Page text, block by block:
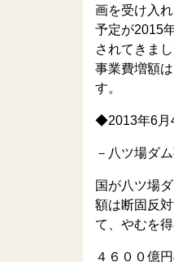
画を受け入
予定が2015
されてきまし
事業費増額
す。
◆2013年6月
－八ツ場ダ
国が八ツ場
額は断固反
て、やむを
４６００億